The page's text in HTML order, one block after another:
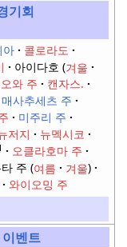
기회
아
콜로라도
아이다호 겨울
와 주
캔자스.
매사추세츠 주
미주리 주
저지
뉴멕시코
오클라호마 주
주 여름
겨울
와이오밍 주
벤트